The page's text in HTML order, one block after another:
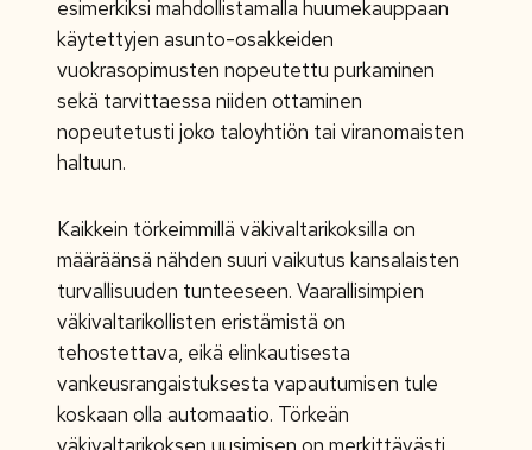
esimerkiksi mahdollistamalla huumekauppaan
käytettyjen asunto-osakkeiden
vuokrasopimusten nopeutettu purkaminen
sekä tarvittaessa niiden ottaminen
nopeutetusti joko taloyhtiön tai viranomaisten
haltuun.
Kaikkein törkeimmillä väkivaltarikoksilla on
määräänsä nähden suuri vaikutus kansalaisten
turvallisuuden tunteeseen. Vaarallisimpien
väkivaltarikollisten eristämistä on
tehostettava, eikä elinkautisesta
vankeusrangaistuksesta vapautumisen tule
koskaan olla automaatio. Törkeän